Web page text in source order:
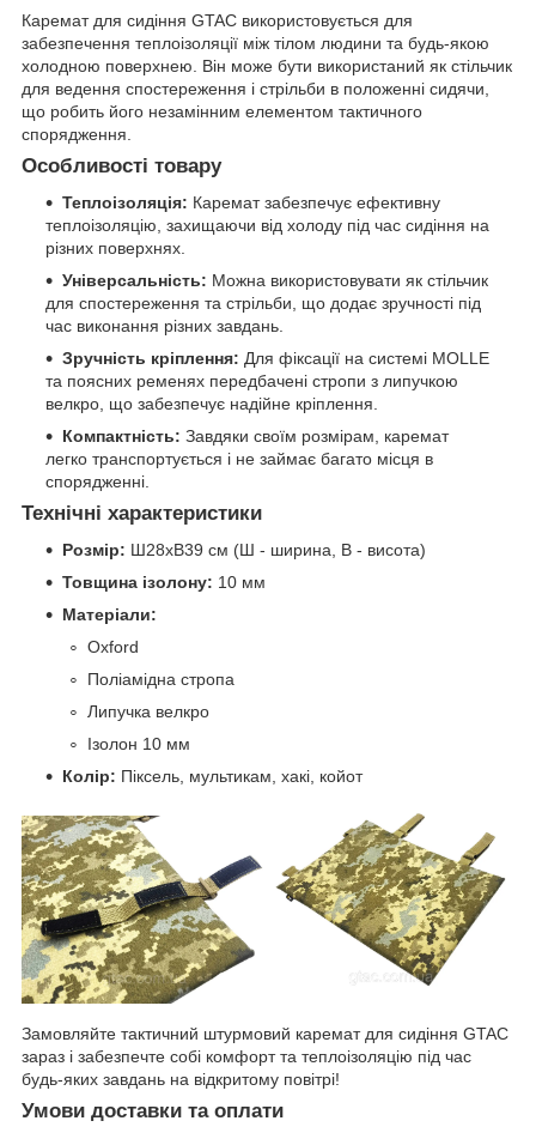
Каремат для сидіння GTAC використовується для
забезпечення теплоізоляції між тілом людини та будь-якою
холодною поверхнею. Він може бути використаний як стільчик
для ведення спостереження і стрільби в положенні сидячи,
що робить його незамінним елементом тактичного
спорядження.
Особливості товару
Теплоізоляція: Каремат забезпечує ефективну
теплоізоляцію, захищаючи від холоду під час сидіння на
різних поверхнях.
Універсальність: Можна використовувати як стільчик
для спостереження та стрільби, що додає зручності під
час виконання різних завдань.
Зручність кріплення: Для фіксації на системі MOLLE
та поясних ременях передбачені стропи з липучкою
велкро, що забезпечує надійне кріплення.
Компактність: Завдяки своїм розмірам, каремат
легко транспортується і не займає багато місця в
спорядженні.
Технічні характеристики
Розмір: Ш28хВ39 см (Ш - ширина, В - висота)
Товщина ізолону: 10 мм
Матеріали:
Oxford
Поліамідна стропа
Липучка велкро
Ізолон 10 мм
Колір: Піксель, мультикам, хакі, койот
Замовляйте тактичний штурмовий каремат для сидіння GTAC
зараз і забезпечте собі комфорт та теплоізоляцію під час
будь-яких завдань на відкритому повітрі!
Умови доставки та оплати